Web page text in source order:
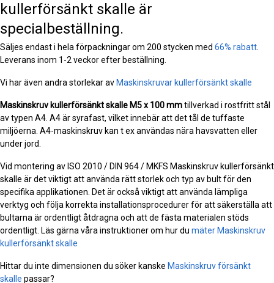
kullerförsänkt skalle är
specialbeställning.
Säljes endast i hela förpackningar om 200 stycken med 66% rabatt.
Leverans inom 1-2 veckor efter beställning.
Vi har även andra storlekar av Maskinskruvar kullerförsänkt skalle
Maskinskruv kullerförsänkt skalle M5 x 100 mmtillverkad i rostfritt stål
av typen A4. A4 är syrafast, vilket innebär att det tål de tuffaste
miljöerna. A4-maskinskruv kan t ex användas nära havsvatten eller
under jord.
Vid montering av ISO 2010 / DIN 964 / MKFS Maskinskruv kullerförsänkt
skalle är det viktigt att använda rätt storlek och typ av bult för den
specifika applikationen. Det är också viktigt att använda lämpliga
verktyg och följa korrekta installationsprocedurer för att säkerställa att
bultarna är ordentligt åtdragna och att de fästa materialen stöds
ordentligt. Läs gärna våra instruktioner om hur du mäter Maskinskruv
kullerförsänkt skalle
Hittar du inte dimensionen du söker kanske Maskinskruv försänkt
skalle passar?